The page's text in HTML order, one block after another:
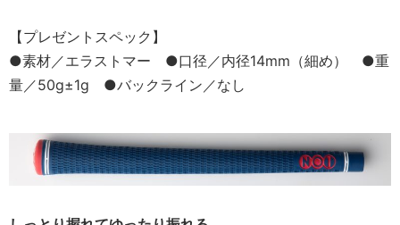
【プレゼントスペック】
●素材／エラストマー ●口径／内径14mm（細め） ●重
量／50g±1g ●バックライン／なし